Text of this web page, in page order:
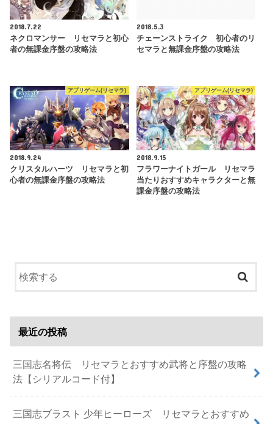
2018.7.22
ネクロマンサー リセマラと初心
者の無課金序盤の攻略法
2018.5.3
チェーンストライク 初心者のリ
セマラと無課金序盤の攻略法
アプリゲーム(リセマラ)
2018.9.24
クリスタルハーツ リセマラと初
心者の無課金序盤の攻略法
アプリゲーム(リセマラ)
2018.9.15
フラワーナイトガール リセマラ
当たりおすすめキャラクターと無
課金序盤の攻略法
最近の投稿
三国志名将伝 リセマラとおすすめ武将と序盤の攻略
法【シリアルコード付】
三国志ブラスト 少年ヒーローズ リセマラとおすすめ